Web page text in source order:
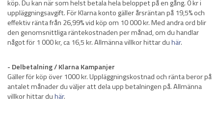
köp. Du kan när som helst betala hela beloppet på en gång. 0 kr i
uppläggningsavgift. För Klarna konto gäller årsräntan på 19,5% och
effektiv ränta från 26,99% vid köp om 10 000 kr. Med andra ord blir
den genomsnittliga räntekostnaden per månad, om du handlar
något för 1 000 kr, ca 16,5 kr. Allmänna villkor hittar duhär.
- Delbetalning / Klarna Kampanjer
Gäller för köp över 1000 kr. Uppläggningskostnad och ränta beror på
antalet månader du väljer att dela upp betalningen på. Allmänna
villkor hittar duhär.